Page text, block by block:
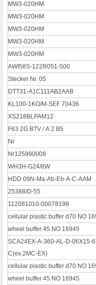
MW3-020HM
MW3-020HM
MW3-020HM
MW3-020HM
MW3-020HM
AWI58S-122R051-500
Stecker Nr. 05
DTT31-A1C111AB2AAB
KL100-1KO/M-SEF 70436
XS218BLPAM12
F63 2G BTV / A 2 B5
Nr
Nr125990008
WH3H-G24/8W
HDD 09N-Ma-Ab-Eb-A-C-AAM
25388/D-55
112081010-00078198
cellular plastic buffer d70 NO
wheel buffer 45 NO 16945
SCA24EX-A-360-AL-D-06X15-
C(ex.2MC-EX)
cellular plastic buffer d70 NO
wheel buffer 45 NO 16945